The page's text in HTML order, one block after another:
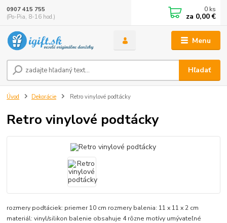
Menu
Hľadať
0907 415 755
(Po-Pia, 8-16 hod.)
0 ks
za 0,00 €
Úvod Dekorácie Retro vinylové podtácky
Retro vinylové podtácky
rozmery podtáciek: priemer 10 cm rozmery balenia: 11 x 11 x 2 cm
materiál: vinyl/silikon balenie obsahuje 4 rôzne motívy umývateľné